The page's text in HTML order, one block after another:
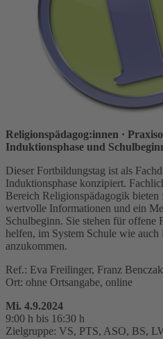
Religionspädagog:innen ·
Induktionsphase und
Dieser Fortbildungstag ist als
Induktionsphase konzipiert.
Bereich Religionspädagogik
wertvolle Informationen und ein
Schulbeginn. Sie stehen für offene
helfen, im System Schule wie auch
anzukommen.
Ref.: Eva Freilinger, Franz Benczak
Ort: ohne Ortsangabe, online
Mi. 4.9.2024
9:00 h bis 16:30 h
Zielgruppe: VS, PTS, ASO, BS,